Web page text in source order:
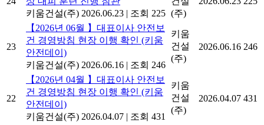
키움건설(주) 2026.06.23 | 조회 225 (주)
23
【2026년 06월 】대표이사 안전보
건 경영방침 현장 이행 확인 (키움
안전데이)
키움건설(주) 2026.06.16 | 조회 246
키움
건설
(주)
2026.06.16 246
22
【2026년 04월 】대표이사 안전보
건 경영방침 현장 이행 확인 (키움
안전데이)
키움건설(주) 2026.04.07 | 조회 431
키움
건설
(주)
2026.04.07 431